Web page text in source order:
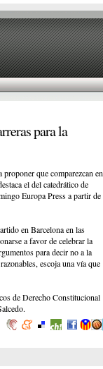
para la
que comparezcan en
el del catedrático de
Europa Press a partir de
en Barcelona en las
a favor de celebrar la
para decir no a la
escoja una vía que
de Derecho Constitucional